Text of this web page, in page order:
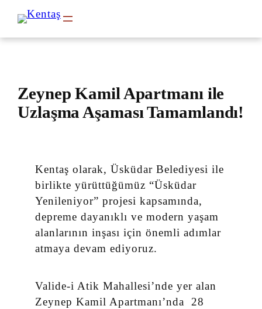
İçeriğe
Zeynep Kamil Apartmanı ile
Uzlaşma Aşaması Tamamlandı!
Kentaş olarak, Üsküdar Belediyesi ile
birlikte yürüttüğümüz “Üsküdar
Yenileniyor” projesi kapsamında,
depreme dayanıklı ve modern yaşam
alanlarının inşası için önemli adımlar
atmaya devam ediyoruz.
Valide-i Atik Mahallesi’nde yer alan
Zeynep Kamil Apartmanı’nda 28